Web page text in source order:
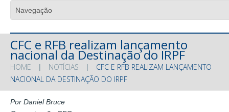
CFC e RFB realizam lançamento
nacional da Destinação do IRPF
HOME NOTÍCIAS
CFC E RFB REALIZAM LANÇAMENTO
NACIONAL DA DESTINAÇÃO DO IRPF
Por Daniel Bruce